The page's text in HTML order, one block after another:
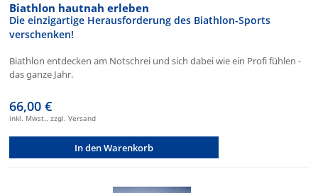
Biathlon hautnah erleben
Die einzigartige Herausforderung des Biathlon-Sports
verschenken!
Biathlon entdecken am Notschrei und sich dabei wie ein Profi fühlen -
das ganze Jahr.
66,00 €
inkl. Mwst., zzgl. Versand
In den Warenkorb